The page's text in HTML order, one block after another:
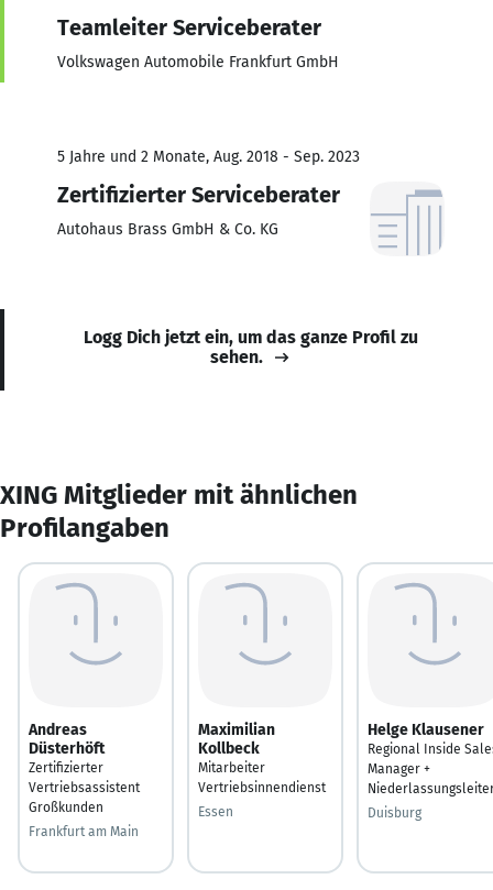
Teamleiter Serviceberater
Volkswagen Automobile Frankfurt GmbH
5 Jahre und 2 Monate, Aug. 2018 - Sep. 2023
Zertifizierter Serviceberater
Autohaus Brass GmbH & Co. KG
Logg Dich jetzt ein, um das ganze Profil zu
sehen.
XING Mitglieder mit ähnlichen
Profilangaben
Andreas
Düsterhöft
Zertifizierter
Vertriebsassistent
Großkunden
Frankfurt am Main
Maximilian
Kollbeck
Mitarbeiter
Vertriebsinnendienst
Essen
Helge Klausener
Regional Inside
Manager +
Duisburg